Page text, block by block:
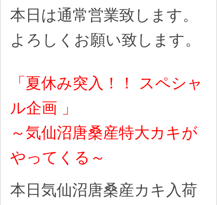
本日は通常営業致します。
よろしくお願い致します。
「夏休み突入！！ スペシャ
ル企画 」
～気仙沼唐桑産特大カキが
やってくる～
本日気仙沼唐桑産カキ入荷